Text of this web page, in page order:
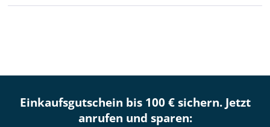
Einkaufsgutschein bis 100 € sichern. Jetzt
anrufen und sparen: